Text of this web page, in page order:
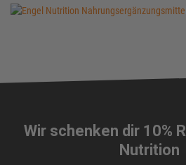
Wir schenken dir 10%
Nutrition